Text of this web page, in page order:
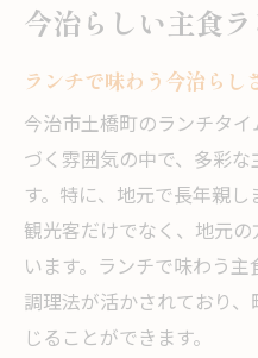
今治らしい主食
ランチで味わう今治らし
今治市土橋町のランチタ
づく雰囲気の中で、多彩
す。特に、地元で長年親し
観光客だけでなく、地元
います。ランチで味わう
調理法が活かされており
じることができます。